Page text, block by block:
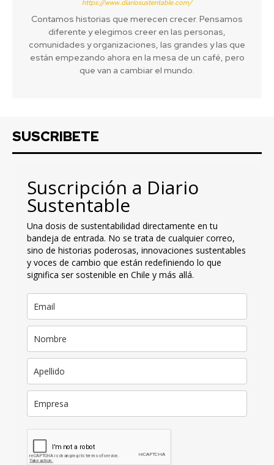
https://www.diariosustentable.com/
Contamos historias que merecen crecer. Pensamos
diferente y elegimos creer en las personas,
comunidades y organizaciones, las grandes y las que
están empezando ahora en la mesa de un café, pero
que van a cambiar el mundo.
SUSCRIBETE
Suscripción a Diario
Sustentable
Una dosis de sustentabilidad directamente en tu
bandeja de entrada. No se trata de cualquier correo,
sino de historias poderosas, innovaciones sustentables
y voces de cambio que están redefiniendo lo que
significa ser sostenible en Chile y más allá.